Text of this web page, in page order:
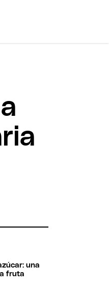
una
fruta